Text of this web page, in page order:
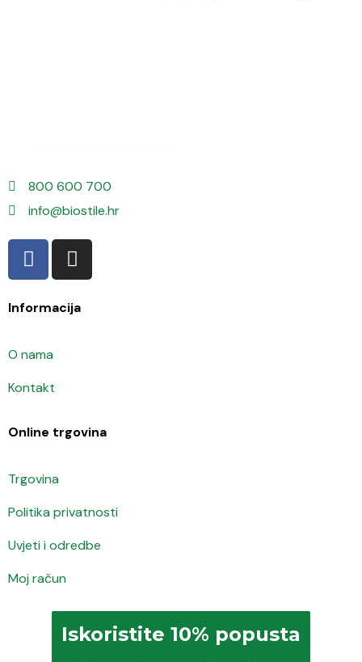
800 600 700
info@biostile.hr
Informacija
O nama
Kontakt
Online trgovina
Trgovina
Politika privatnosti
Uvjeti i odredbe
Moj račun
Iskoristite 10% popusta